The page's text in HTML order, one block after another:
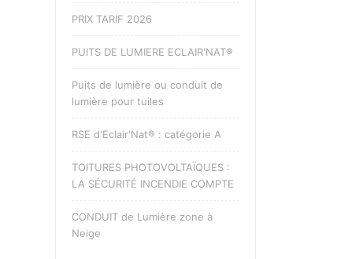
PRIX TARIF 2026
PUITS DE LUMIERE ECLAIR'NAT®
Puits de lumière ou conduit de
lumière pour tuiles
RSE d'Eclair'Nat® : catégorie A
TOITURES PHOTOVOLTAÏQUES :
LA SÉCURITÉ INCENDIE COMPTE
CONDUIT de Lumière zone à
Neige